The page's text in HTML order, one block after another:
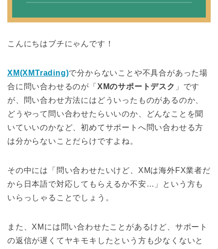
こんにちはブチにゃんです！
XM(XMTrading)で分からないことや不具合があった場
合に問い合わせるのが「 XMのサポートデスク 」です
が、問い合わせ方法にはどういったものがあるのか、
どうやって問い合わせたらいいのか、どんなことを聞
いていいのかなど、初めてサポートへ問い合わせる方
は分からないことだらけですよね。
その中には「問い合わせたいけど、XMは海外FX業者だ
から日本語で対応してもらえるか不安…」という方も
いらっしゃることでしょう。
また、XMには問い合わせたことがあるけど、サポート
の返信が遅くてヤキモキしたという方も少なくないと